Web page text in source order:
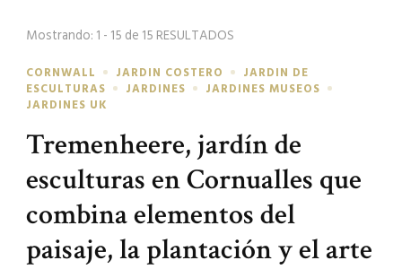
Mostrando: 1 - 15 de 15 RESULTADOS
CORNWALL JARDIN COSTERO
JARDIN DE
ESCULTURAS
JARDINES
JARDINES MUSEOS
JARDINES UK
Tremenheere, jardín de
esculturas en Cornualles que
combina elementos del
paisaje, la plantación y el arte